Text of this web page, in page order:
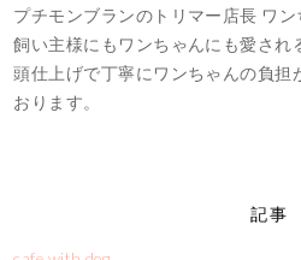
プチモンブランのトリマー店長 ワ
飼い主様にもワンちゃんにも愛され
頭仕上げで丁寧にワンちゃんの負担
おります。
記事